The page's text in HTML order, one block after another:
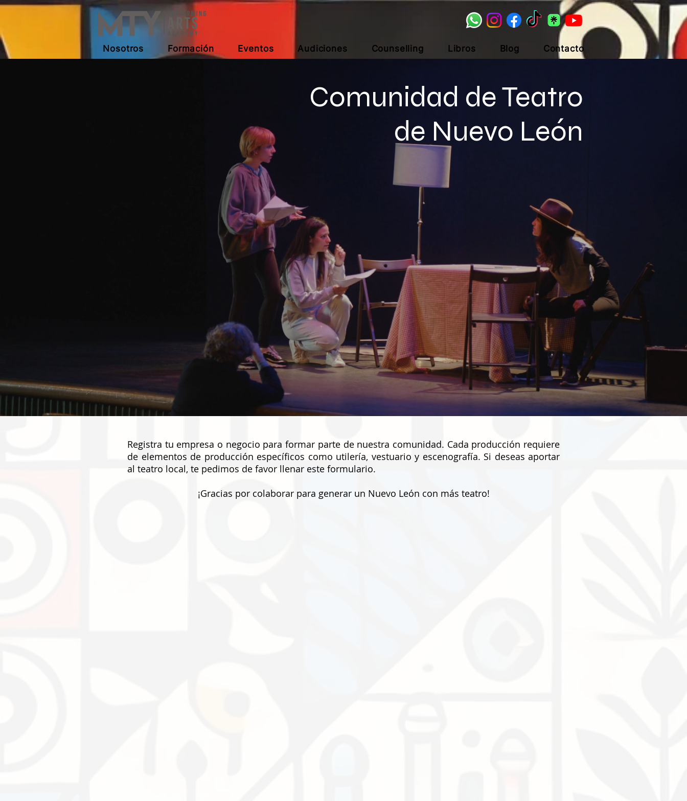
Nosotros Formación Eventos Audiciones Counselling Libros Blog Contacto
Comunidad de Teatro
de Nuevo León
Registra tu empresa o negocio para formar parte de nuestra comunidad. Cada producción requiere
de elementos de producción específicos como utilería, vestuario y escenografía. Si deseas aportar
al teatro local, te pedimos de favor llenar este formulario.
¡Gracias por colaborar para generar un Nuevo León con más teatro!